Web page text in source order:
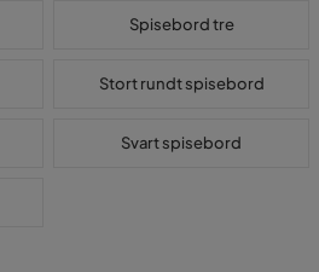
Spisebord tre
Stort rundt spisebord
Svart spisebord